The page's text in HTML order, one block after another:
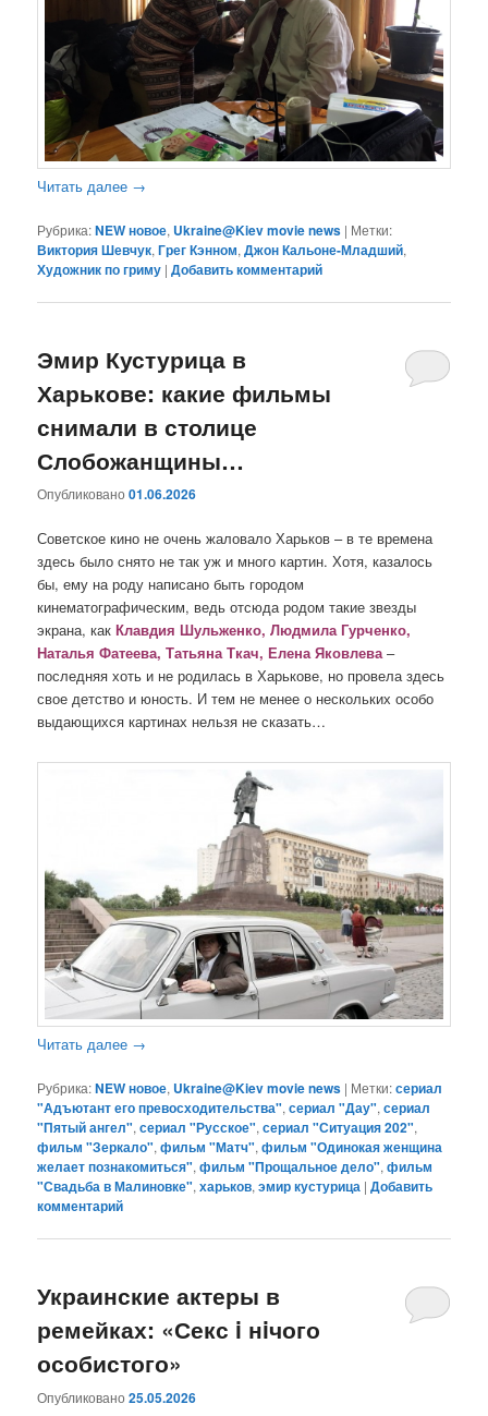
Читать далее →
Рубрика:NEW новое, Ukraine@Kiev movie news | Метки:
Виктория Шевчук,Грег Кэнном,Джон Кальоне-Младший,
Художник по гриму |Добавить комментарий
Эмир Кустурица в
Харькове: какие фильмы
снимали в столице
Слобожанщины…
Опубликовано01.06.2026
Советское кино не очень жаловало Харьков – в те времена
здесь было снято не так уж и много картин. Хотя, казалось
бы, ему на роду написано быть городом
кинематографическим, ведь отсюда родом такие звезды
экрана, какКлавдия Шульженко, Людмила Гурченко,
Наталья Фатеева, Татьяна Ткач, Елена Яковлева –
последняя хоть и не родилась в Харькове, но провела здесь
свое детство и юность. И тем не менее о нескольких особо
выдающихся картинах нельзя не сказать…
Читать далее →
Рубрика:NEW новое, Ukraine@Kiev movie news | Метки:сериал
"Адъютант его превосходительства",сериал "Дау",сериал
"Пятый ангел",сериал "Русское",сериал "Ситуация 202",
фильм "Зеркало",фильм "Матч",фильм "Одинокая женщина
желает познакомиться",фильм "Прощальное дело",фильм
"Свадьба в Малиновке",харьков,эмир кустурица |Добавить
комментарий
Украинские актеры в
ремейках: «Секс i нiчого
особистого»
Опубликовано25.05.2026